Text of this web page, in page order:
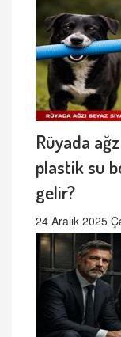
Rüyada
plastik su
gelir?
24 Aralık 2025